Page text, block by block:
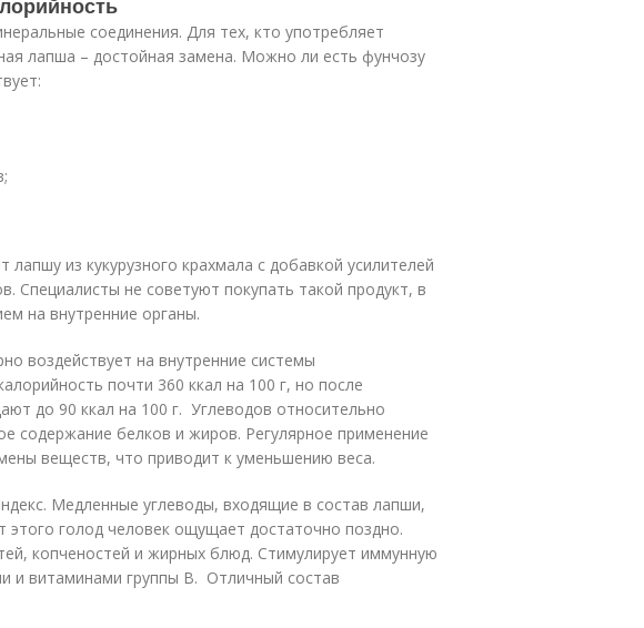
соединения. Для тех, кто употребляет
лапша – достойная замена. Можно ли есть фунчозу
из кукурузного крахмала с добавкой усилителей
Специалисты не советуют покупать такой продукт, в
на внутренние органы.
воздействует на внутренние системы
почти 360 ккал на 100 г, но после
до 90 ккал на 100 г. Углеводов относительно
содержание белков и жиров. Регулярное применение
веществ, что приводит к уменьшению веса.
Медленные углеводы, входящие в состав лапши,
голод человек ощущает достаточно поздно.
копченостей и жирных блюд. Стимулирует иммунную
и витаминами группы В. Отличный состав